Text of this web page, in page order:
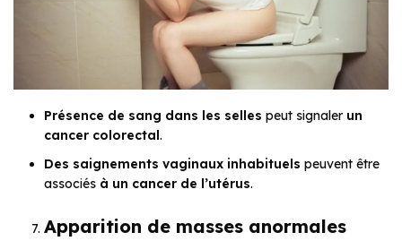
Présence de sang dans les selles peut signaler un
cancer colorectal.
Des saignements vaginaux inhabituels peuvent être
associés à un cancer de l’utérus.
Apparition de masses anormales